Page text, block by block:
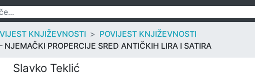
KNJIŽEVNOSTI
POVIJEST KNJIŽEVNOSTI
NJEMAČKI PROPERCIJE SRED ANTIČKIH LIRA I SATIRA
Slavko Teklić